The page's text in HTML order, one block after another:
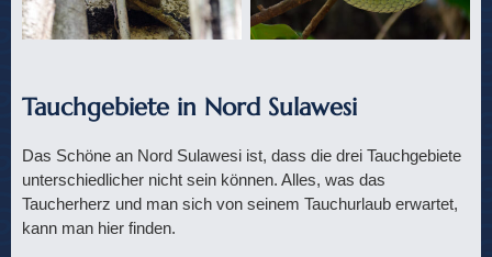
Tauchgebiete in Nord Sulawesi
Das Schöne an Nord Sulawesi ist, dass die drei Tauchgebiete
unterschiedlicher nicht sein können. Alles, was das
Taucherherz und man sich von seinem Tauchurlaub erwartet,
kann man hier finden.